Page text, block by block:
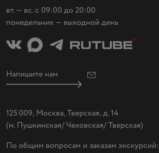
вт. — вс. с 09:00 до 20:00
понедельник — выходной день
Напишите нам
125 009, Москва, Тверская, д. 14
(м. Пушкинская/ Чеховская/ Тверская)
По общим вопросам и заказам экскурсий: